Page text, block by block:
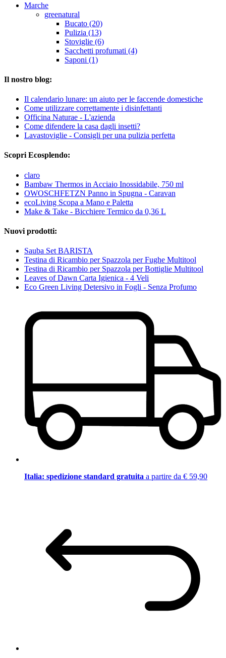
Marche
greenatural
Bucato (20)
Pulizia (13)
Stoviglie (6)
Sacchetti profumati (4)
Saponi (1)
Il nostro blog:
Il calendario lunare: un aiuto per le faccende domestiche
Come utilizzare correttamente i disinfettanti
Officina Naturae - L'azienda
Come difendere la casa dagli insetti?
Lavastoviglie - Consigli per una pulizia perfetta
Scopri Ecosplendo:
claro
Bambaw Thermos in Acciaio Inossidabile, 750 ml
OWOSCHFETZN Panno in Spugna - Caravan
ecoLiving Scopa a Mano e Paletta
Make & Take - Bicchiere Termico da 0,36 L
Nuovi prodotti:
Sauba Set BARISTA
Testina di Ricambio per Spazzola per Fughe Multitool
Testina di Ricambio per Spazzola per Bottiglie Multitool
Leaves of Dawn Carta Igienica - 4 Veli
Eco Green Living Detersivo in Fogli - Senza Profumo
Italia: spedizione standard gratuita a partire da € 59,90